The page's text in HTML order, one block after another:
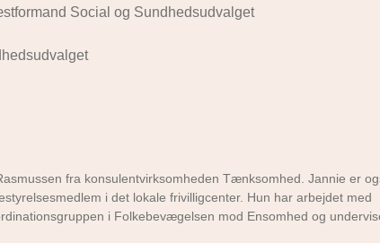
Social og Sundhedsudvalget
fra konsulentvirksomheden Tænksomhed. Jannie er
i det lokale frivilligcenter. Hun har arbejdet med
i Folkebevægelsen mod Ensomhed og